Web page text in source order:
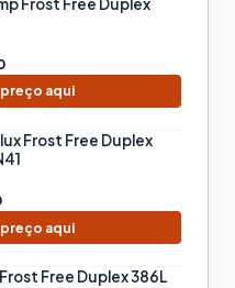
preço aqui
Frost Free Duplex
preço aqui
Free Duplex 386L